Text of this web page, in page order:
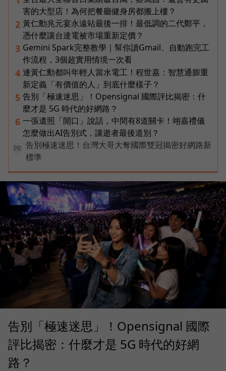
害的大型店！為何把餐廳健身房都搬上樓？
2 黃仁勳兆元宴永遠站最後一排！最低調的二代鄭平，
憑什麼讓台達電被市場重新定價？
3 Gemini Spark完整教學｜幫你讀Gmail、自動跑完工
作流程，3個超實用情境一次看
4 連黃仁勳都叫年輕人當水電工！程世嘉：智慧通膨重
新定義「有價值的人」到底什麼樣子？
5 告別「極速迷思」！Opensignal 國際評比揭密：什
麼才是 5G 時代的好網路？
6 一張遺照「開口」說話，中間有8道關卡！翊嘉禮儀
怎麼做出AI告別式，讓逝者最後道別？
PR
告別極速迷思！台灣大哥大奪國際雙冠揭密好網路新
標準
告別「極速迷思」！Opensignal 國際
評比揭密：什麼才是 5G 時代的好網
路？